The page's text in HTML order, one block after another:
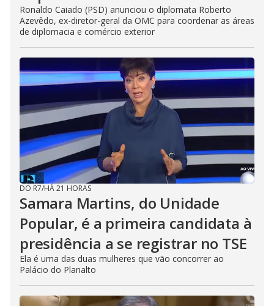
Ronaldo Caiado (PSD) anunciou o diplomata Roberto
Azevêdo, ex-diretor-geral da OMC para coordenar as áreas
de diplomacia e comércio exterior
DO R7/HÁ 21 HORAS
Samara Martins, do Unidade
Popular, é a primeira candidata à
presidência a se registrar no TSE
Ela é uma das duas mulheres que vão concorrer ao
Palácio do Planalto